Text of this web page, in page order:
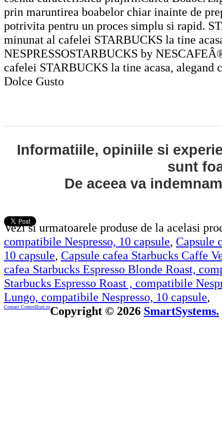
prin maruntirea boabelor chiar inainte de
potrivita pentru un proces simplu si rapid.
minunat al cafelei STARBUCKS la tine
NESPRESSOSTARBUCKS by
cafelei STARBUCKS la tine acasa, alegand
Dolce Gusto
Informatiile, opiniile si
sunt
De aceea va
Vezi si urmatoarele produse de la acelasi
compatibile Nespresso, 10 capsule, Capsule
10 capsule, Capsule cafea Starbucks Caffe
cafea Starbucks Espresso Blonde Roast,
Starbucks Espresso Roast , compatibile
Lungo, compatibile Nespresso, 10 capsule,
Contact ControlEuri.roCopyright © 2026 SmartSystems.